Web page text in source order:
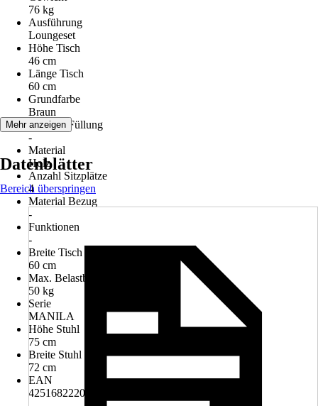
76 kg
Ausführung
Loungeset
Höhe Tisch
46 cm
Länge Tisch
60 cm
Grundfarbe
Braun
Material Füllung
-
Material
Holz
Anzahl Sitzplätze
4
Material Bezug
-
Funktionen
-
Breite Tisch
60 cm
Max. Belastbarkeit
50 kg
Serie
MANILA
Höhe Stuhl
75 cm
Breite Stuhl
72 cm
EAN
4251682220347
Mehr anzeigen
Datenblätter
Bereich überspringen